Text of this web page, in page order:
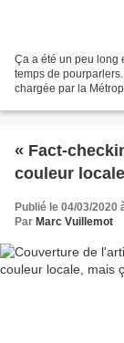
Ça a été un peu long
temps de
chargée par la
« Fact-
couleur
Publié le 04/03/2020
Par Marc Vuillemot